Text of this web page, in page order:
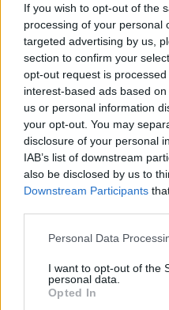
If you wish to opt-out of the
processing of your personal
targeted advertising by us,
section to confirm your
opt-out request is
interest-based ads based
us or personal information
your opt-out. You may
disclosure of your personal
IAB’s list of downstream
also be disclosed by us to
Downstream Participants
Please note that this
not limited to your visit or
grant or deny consent to
use your data for below
Personal Data
I want to opt-out of the
personal data.
Opted In
Milky Nails: Το μανικιούρ
επιλογή μας για το
πριν 30 λεπτά
Πώς να βγάλετε τα
βύσσινα χωρίς να
πριν 30 λεπτά
ΔΕΙΤΕ ΟΛΕΣ ΤΙΣ
ΤΑ ΠΙΟ